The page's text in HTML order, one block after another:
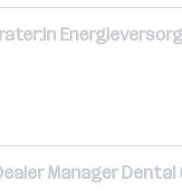
Manager Dental